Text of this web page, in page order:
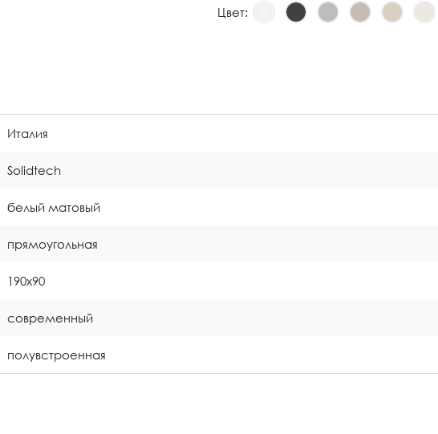
Цвет:
Италия
Solidtech
белый матовый
прямоугольная
190x90
современный
полувстроенная